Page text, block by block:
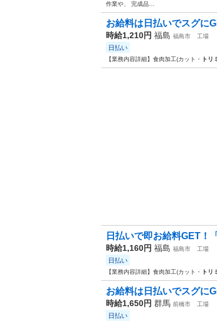
作業や、 完成品…
お給料は日払いでスグに
時給1,210円 福島 福島市 工場
日払い
【業務内容詳細】食肉加工(カット・ トリ
日払いで即お給料GET！
時給1,160円 福島 福島市 工場
日払い
【業務内容詳細】食肉加工(カット・ トリ
お給料は日払いでスグに
時給1,650円 群馬 前橋市 工場
日払い